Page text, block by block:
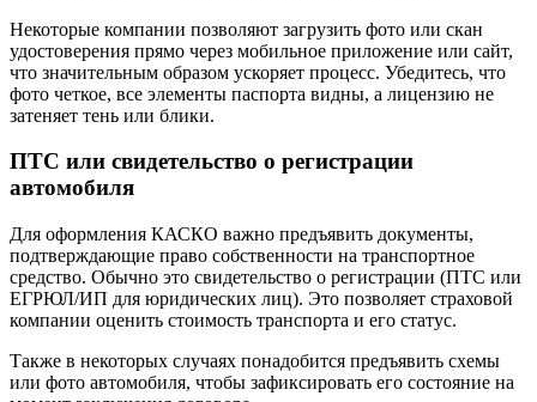
Некоторые компании позволяют загрузить фото или скан
удостоверения прямо через мобильное приложение или сайт,
что значительным образом ускоряет процесс. Убедитесь, что
фото четкое, все элементы паспорта видны, а лицензию не
затеняет тень или блики.
ПТС или свидетельство о регистрации
автомобиля
Для оформления КАСКО важно предъявить документы,
подтверждающие право собственности на транспортное
средство. Обычно это свидетельство о регистрации (ПТС или
ЕГРЮЛ/ИП для юридических лиц). Это позволяет страховой
компании оценить стоимость транспорта и его статус.
Также в некоторых случаях понадобится предъявить схемы
или фото автомобиля, чтобы зафиксировать его состояние на